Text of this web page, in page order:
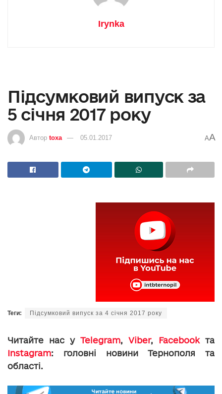
Irynka
Підсумковий випуск за
5 січня 2017 року
Автор toxa 05.01.2017 AA
Теги: Підсумковий випуск за 4 січня 2017 року
Читайте нас у Telegram, Viber, Facebookта
Instagram: головні новини Тернополя та
області.